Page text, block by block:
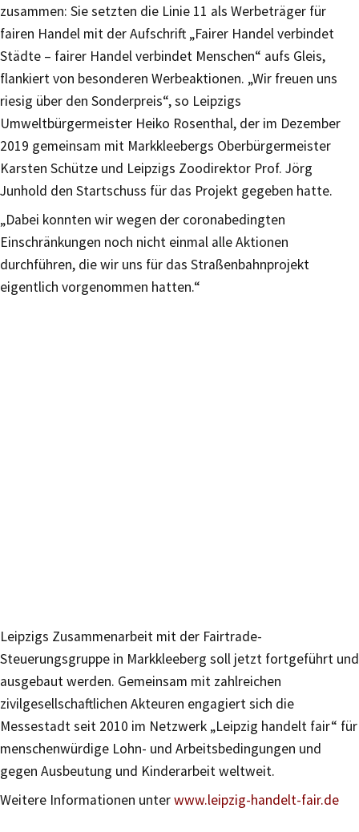
zusammen: Sie setzten die Linie 11 als Werbeträger für
fairen Handel mit der Aufschrift „Fairer Handel verbindet
Städte – fairer Handel verbindet Menschen“ aufs Gleis,
flankiert von besonderen Werbeaktionen. „Wir freuen uns
riesig über den Sonderpreis“, so Leipzigs
Umweltbürgermeister Heiko Rosenthal, der im Dezember
2019 gemeinsam mit Markkleebergs Oberbürgermeister
Karsten Schütze und Leipzigs Zoodirektor Prof. Jörg
Junhold den Startschuss für das Projekt gegeben hatte.
„Dabei konnten wir wegen der coronabedingten
Einschränkungen noch nicht einmal alle Aktionen
durchführen, die wir uns für das Straßenbahnprojekt
eigentlich vorgenommen hatten.“
Leipzigs Zusammenarbeit mit der Fairtrade-
Steuerungsgruppe in Markkleeberg soll jetzt fortgeführt und
ausgebaut werden. Gemeinsam mit zahlreichen
zivilgesellschaftlichen Akteuren engagiert sich die
Messestadt seit 2010 im Netzwerk „Leipzig handelt fair“ für
menschenwürdige Lohn- und Arbeitsbedingungen und
gegen Ausbeutung und Kinderarbeit weltweit.
Weitere Informationen unterwww.leipzig-handelt-fair.de